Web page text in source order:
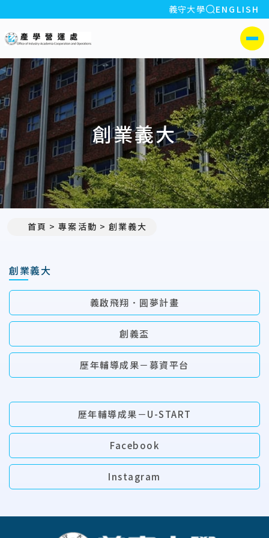
:::
義守大學 全站搜索
ENGLISH
側選單
創業義大
首頁 專案活動 創業義大
創業義大
義啟飛翔．圓夢計畫
創義盃
歷年輔導成果－募資平台
歷年輔導成果－U-START
Facebook
Instagram